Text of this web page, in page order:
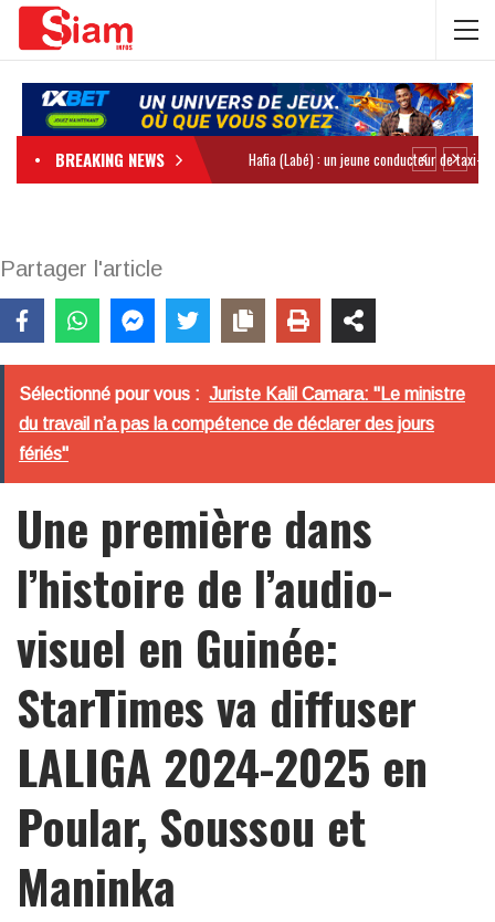
BREAKING NEWS
Partager l'article
Sélectionné pour vous : Juriste Kalil Camara: "Le ministre
du travail n’a pas la compétence de déclarer des jours
fériés"
Une première dans
l’histoire de l’audio-
visuel en Guinée:
StarTimes va diffuser
LALIGA 2024-2025 en
Poular, Soussou et
Maninka